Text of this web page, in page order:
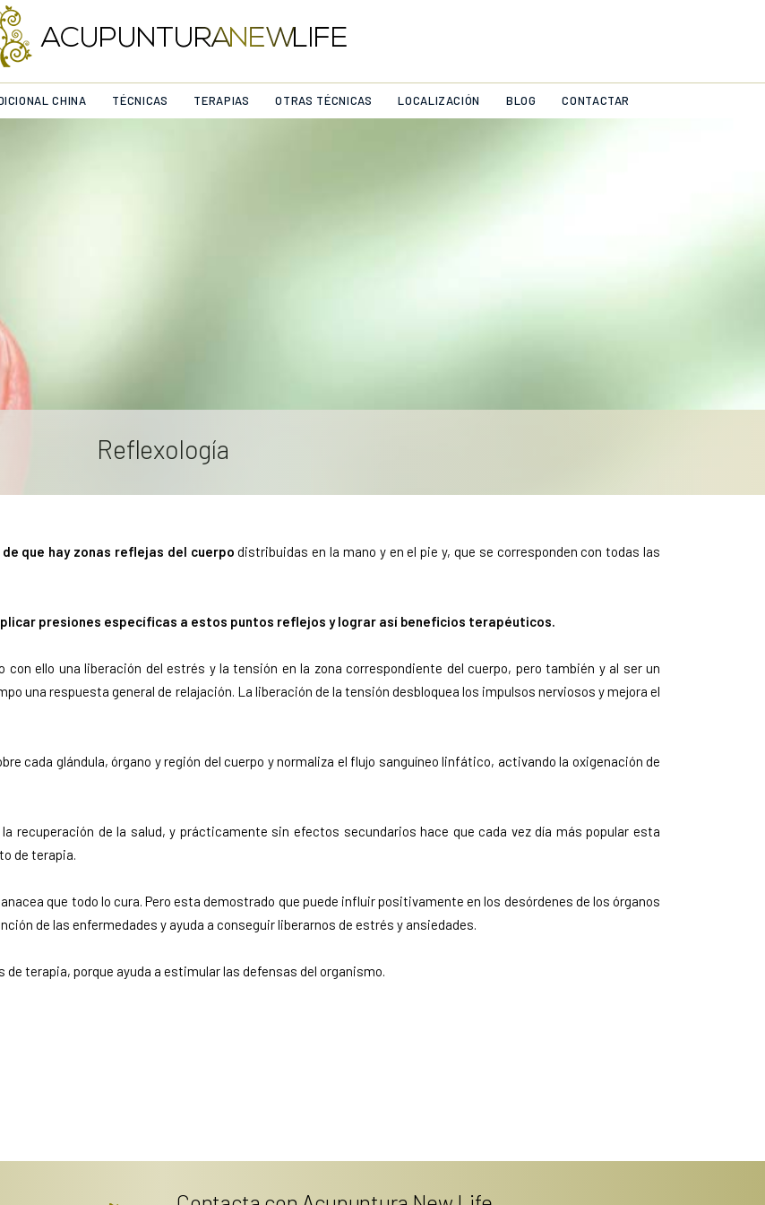
CHINA TÉCNICAS TERAPIAS OTRAS TÉCNICAS LOCALIZACIÓN BLOG CONTACTAR
Reflexología
que hay zonas reflejas del cuerpodistribuidas en la mano y en el pie y, que se corresponden con todas las
presiones específicas a estos puntos reflejos y lograr así beneficios terapéuticos.
con ello una liberación del estrés y la tensión en la zona correspondiente del cuerpo, pero también y al ser un
una respuesta general de relajación. La liberación de la tensión desbloquea los impulsos nerviosos y mejora el
cada glándula, órgano y región del cuerpo y normaliza el flujo sanguíneo linfático, activando la oxigenación de
recuperación de la salud, y prácticamente sin efectos secundarios hace que cada vez día más popular esta
de terapia.
que todo lo cura. Pero esta demostrado que puede influir positivamente en los desórdenes de los órganos
de las enfermedades y ayuda a conseguir liberarnos de estrés y ansiedades.
terapia, porque ayuda a estimular las defensas del organismo.